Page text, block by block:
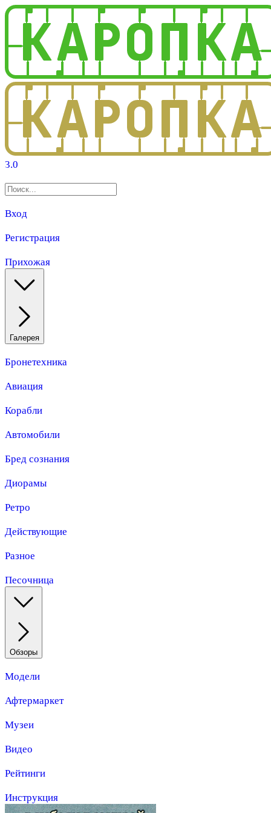
3.0
Вход
Регистрация
Прихожая
Галерея
Бронетехника
Авиация
Корабли
Автомобили
Бред сознания
Диорамы
Ретро
Действующие
Разное
Песочница
Обзоры
Модели
Афтермаркет
Музеи
Видео
Рейтинги
Инструкция